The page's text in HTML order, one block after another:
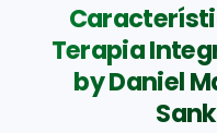
Terapia
by Daniel